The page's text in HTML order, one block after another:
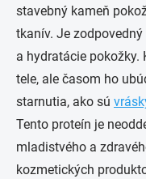
stavebný kameň
tkanív. Je
a hydratácie pokožky.
tele, ale časom ho
starnutia, ako sú
Tento proteín je
mladistvého a
kozmetických